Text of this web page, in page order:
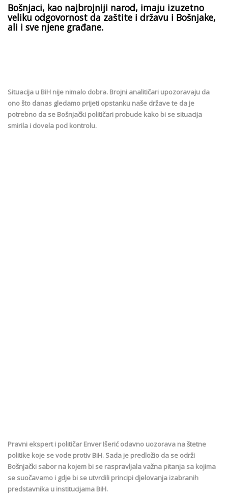
Bošnjaci, kao najbrojniji narod, imaju izuzetno
veliku odgovornost da zaštite i državu i Bošnjake,
ali i sve njene građane.
Situacija u BiH nije nimalo dobra. Brojni analitičari upozoravaju da
ono što danas gledamo prijeti opstanku naše države te da je
potrebno da se Bošnjački političari probude kako bi se situacija
smirila i dovela pod kontrolu.
Pravni ekspert i političar Enver Išerić odavno uozorava na štetne
politike koje se vode protiv BiH. Sada je predložio da se održi
Bošnjački sabor na kojem bi se raspravljala važna pitanja sa kojima
se suočavamo i gdje bi se utvrdili principi djelovanja izabranih
predstavnika u institucijama BiH.